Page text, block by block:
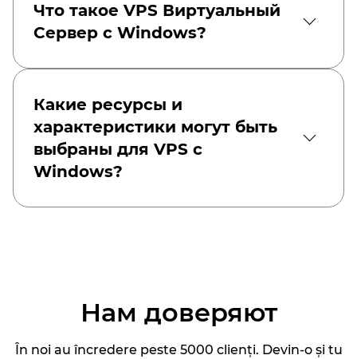
Что такое VPS Виртуальный
Сервер с Windows?
Какие ресурсы и
характеристики могут быть
выбраны для VPS с
Windows?
Нам доверяют
În noi au încredere peste 5000 clienți. Devin-o și tu